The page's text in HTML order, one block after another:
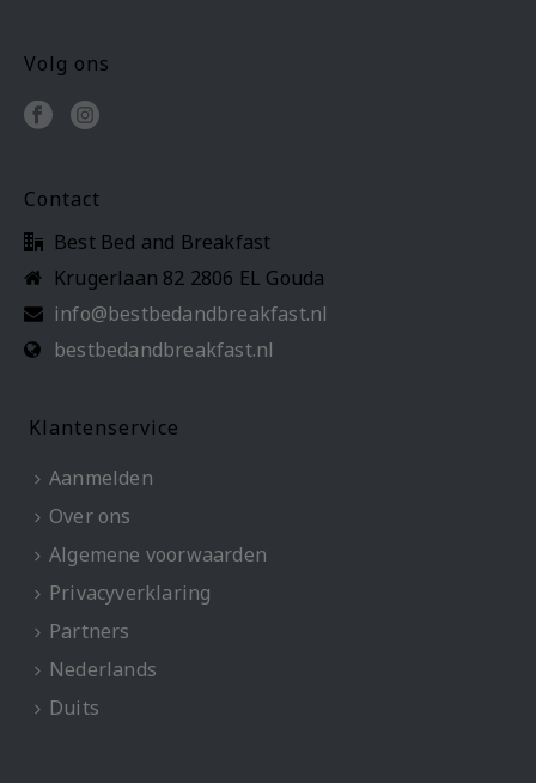
Volg ons
Contact
Best Bed and Breakfast
Krugerlaan 82 2806 EL Gouda
info@bestbedandbreakfast.nl
bestbedandbreakfast.nl
Klantenservice
Aanmelden
Over ons
Algemene voorwaarden
Privacyverklaring
Partners
Nederlands
Duits